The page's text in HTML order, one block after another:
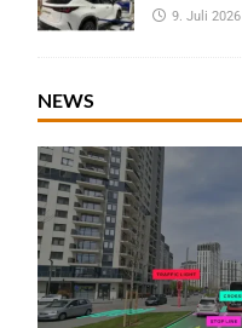
9. Juli 2026
NEWS